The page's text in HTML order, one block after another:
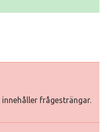
frågesträngar.